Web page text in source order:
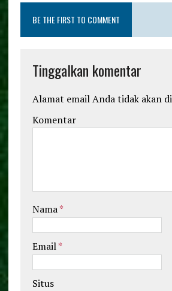
o
o
k
r
BE THE FIRST TO COMMENT
Tinggalkan komentar
Alamat email Anda tidak akan
Komentar
Nama*
Email*
Situs